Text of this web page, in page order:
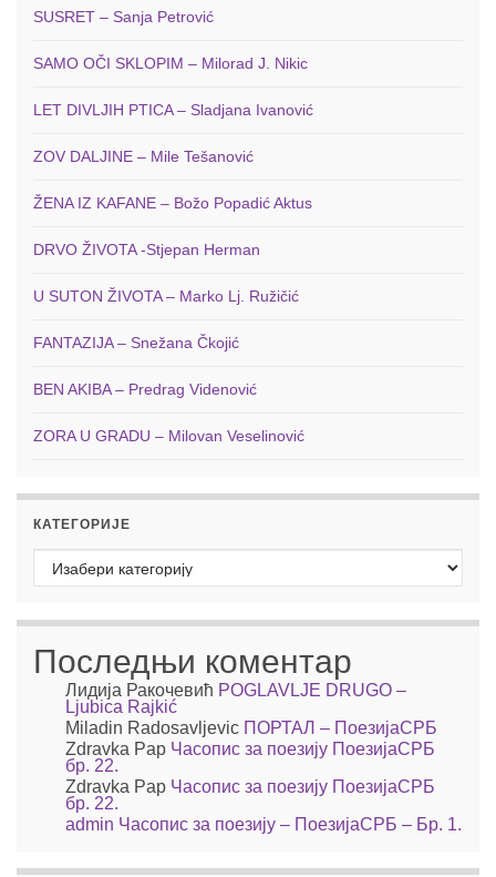
SUSRET – Sanja Petrović
SAMO OČI SKLOPIM – Milorad J. Nikic
LET DIVLJIH PTICA – Sladjana Ivanović
ZOV DALJINE – Mile Tešanović
ŽENA IZ KAFANE – Božo Popadić Aktus
DRVO ŽIVOTA -Stjepan Herman
U SUTON ŽIVOTA – Marko Lj. Ružičić
FANTAZIJA – Snežana Čkojić
BEN AKIBA – Predrag Videnović
ZORA U GRADU – Milovan Veselinović
КАТЕГОРИЈЕ
Категорије
Последњи коментар
Лидија Ракочевић POGLAVLJE DRUGO –
Ljubica Rajkić
Miladin Radosavljevic ПОРТАЛ – ПоезијаСРБ
Zdravka Pap Часопис за поезију ПоезијаСРБ
бр. 22.
Zdravka Pap Часопис за поезију ПоезијаСРБ
бр. 22.
admin Часопис за поезију – ПоезијаСРБ – Бр. 1.